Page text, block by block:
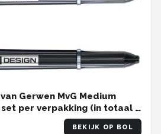
Gerwen MvG Medium
per verpakking (in totaal 3
BEKIJK OP BOL